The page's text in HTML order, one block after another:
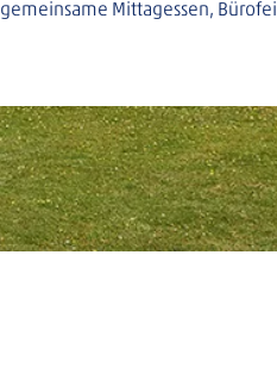
Mittagessen,